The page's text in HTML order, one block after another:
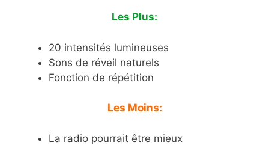
Les Plus:
20 intensités lumineuses
Sons de réveil naturels
Fonction de répétition
Les Moins:
La radio pourrait être mieux